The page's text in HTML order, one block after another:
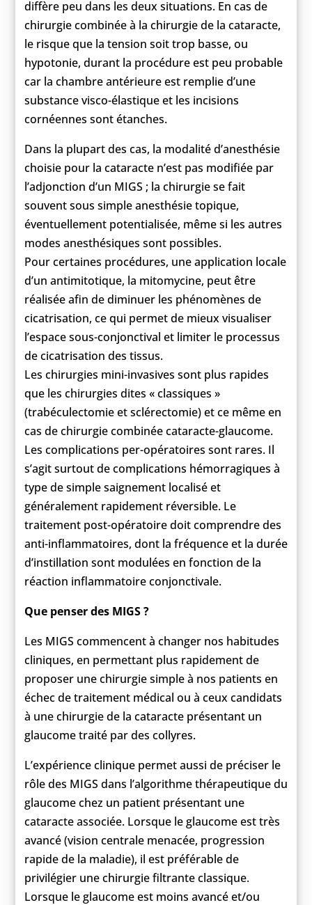
diffère peu dans les deux situations. En cas de
chirurgie combinée à la chirurgie de la cataracte,
le risque que la tension soit trop basse, ou
hypotonie, durant la procédure est peu probable
car la chambre antérieure est remplie d’une
substance visco-élastique et les incisions
cornéennes sont étanches.
Dans la plupart des cas, la modalité d’anesthésie
choisie pour la cataracte n’est pas modifiée par
l’adjonction d’un MIGS ; la chirurgie se fait
souvent sous simple anesthésie topique,
éventuellement potentialisée, même si les autres
modes anesthésiques sont possibles.
Pour certaines procédures, une application locale
d’un antimitotique, la mitomycine, peut être
réalisée afin de diminuer les phénomènes de
cicatrisation, ce qui permet de mieux visualiser
l’espace sous-conjonctival et limiter le processus
de cicatrisation des tissus.
Les chirurgies mini-invasives sont plus rapides
que les chirurgies dites « classiques »
(trabéculectomie et sclérectomie) et ce même en
cas de chirurgie combinée cataracte-glaucome.
Les complications per-opératoires sont rares. Il
s’agit surtout de complications hémorragiques à
type de simple saignement localisé et
généralement rapidement réversible. Le
traitement post-opératoire doit comprendre des
anti-inflammatoires, dont la fréquence et la durée
d’instillation sont modulées en fonction de la
réaction inflammatoire conjonctivale.
Que penser des MIGS ?
Les MIGS commencent à changer nos habitudes
cliniques, en permettant plus rapidement de
proposer une chirurgie simple à nos patients en
échec de traitement médical ou à ceux candidats
à une chirurgie de la cataracte présentant un
glaucome traité par des collyres.
L’expérience clinique permet aussi de préciser le
rôle des MIGS dans l’algorithme thérapeutique du
glaucome chez un patient présentant une
cataracte associée. Lorsque le glaucome est très
avancé (vision centrale menacée, progression
rapide de la maladie), il est préférable de
privilégier une chirurgie filtrante classique.
Lorsque le glaucome est moins avancé et/ou